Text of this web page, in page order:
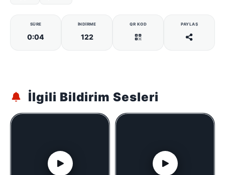
SÜRE
0:04
İNDIRME
122
QR KOD PAYLAŞ
İlgili Bildirim Sesleri